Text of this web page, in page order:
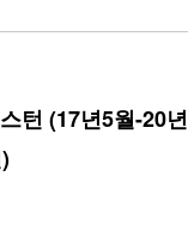
턴 (17년5월-20년